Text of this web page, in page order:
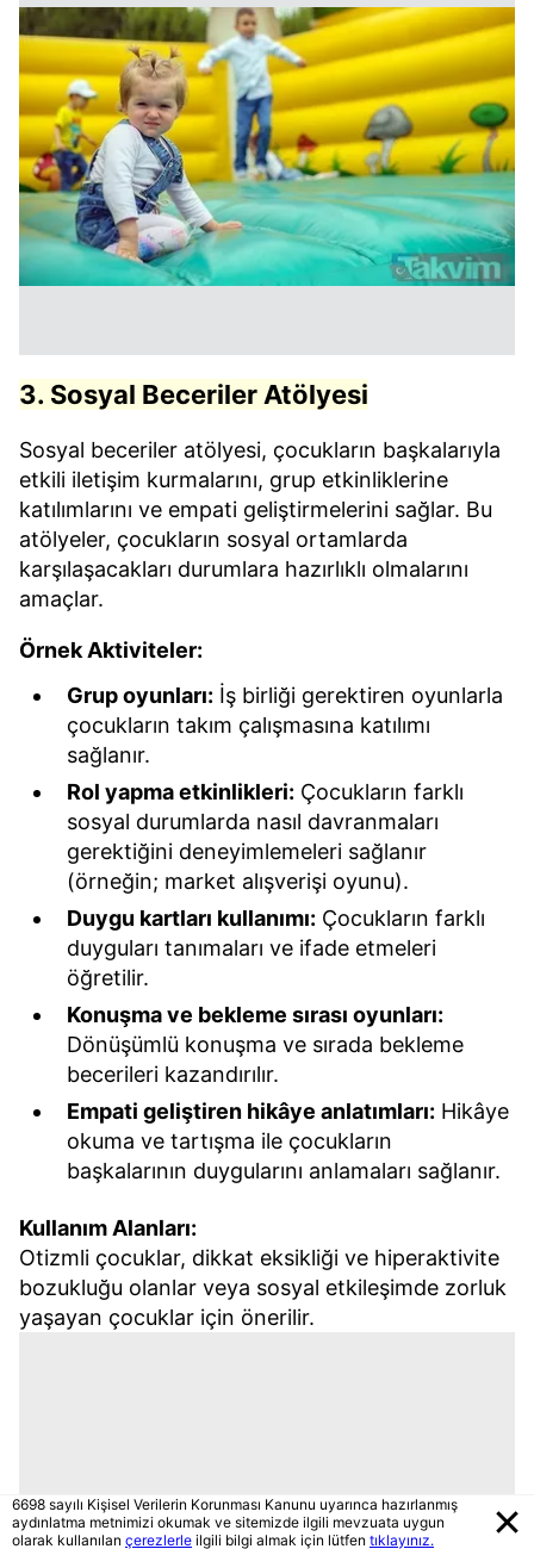
3. Sosyal Beceriler Atölyesi
Sosyal beceriler atölyesi, çocukların başkalarıyla
etkili iletişim kurmalarını, grup etkinliklerine
katılımlarını ve empati geliştirmelerini sağlar. Bu
atölyeler, çocukların sosyal ortamlarda
karşılaşacakları durumlara hazırlıklı olmalarını
amaçlar.
Örnek Aktiviteler:
Grup oyunları: İş birliği gerektiren oyunlarla
çocukların takım çalışmasına katılımı
sağlanır.
Rol yapma etkinlikleri: Çocukların farklı
sosyal durumlarda nasıl davranmaları
gerektiğini deneyimlemeleri sağlanır
(örneğin; market alışverişi oyunu).
Duygu kartları kullanımı: Çocukların farklı
duyguları tanımaları ve ifade etmeleri
öğretilir.
Konuşma ve bekleme sırası oyunları:
Dönüşümlü konuşma ve sırada bekleme
becerileri kazandırılır.
Empati geliştiren hikâye anlatımları: Hikâye
okuma ve tartışma ile çocukların
başkalarının duygularını anlamaları sağlanır.
Kullanım Alanları:
Otizmli çocuklar, dikkat eksikliği ve hiperaktivite
bozukluğu olanlar veya sosyal etkileşimde zorluk
yaşayan çocuklar için önerilir.
6698 sayılı Kişisel Verilerin Korunması Kanunu uyarınca hazırlanmış
aydınlatma metnimizi okumak ve sitemizde ilgili mevzuata uygun
olarak kullanılan çerezlerle ilgili bilgi almak için lütfen tıklayınız.